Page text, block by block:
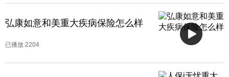
弘康如意和美重大疾病保险怎么样
已播放 2204